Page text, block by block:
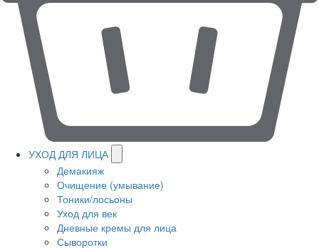
УХОД ДЛЯ ЛИЦА
Демакияж
Очищение (умывание)
Тоники/лосьоны
Уход для век
Дневные кремы для лица
Сыворотки